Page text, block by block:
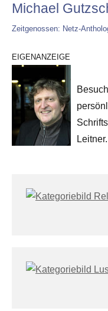
Michael
Zeitgenossen: Netz-
EIGENANZEIGE
Leitner.